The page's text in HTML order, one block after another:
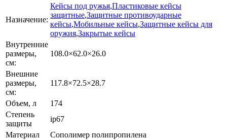
Назначение:
Кейсы под ружья,Пластиковые кейсы
защитные,Защитные противоударные
кейсы,Мобильные кейсы,Защитные кейсы для
оружия,Закрытые кейсы
Внутренние
размеры,
см:
108.0×62.0×26.0
Внешние
размеры,
см:
117.8×72.5×28.7
Объем, л
174
Степень
защиты
ip67
Материал
Сополимер полипропилена